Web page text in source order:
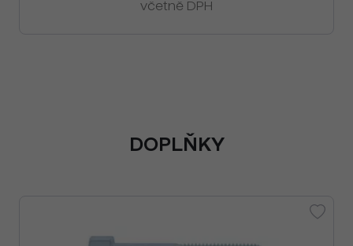
včetně DPH
DOPLŇKY